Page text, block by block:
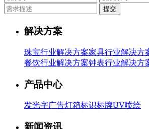
提交
解决方案
珠宝行业解决方案家具行业解决方
餐饮行业解决方案钟表行业解决方
产品中心
发光字广告灯箱标识标牌UV喷绘
新闻资讯